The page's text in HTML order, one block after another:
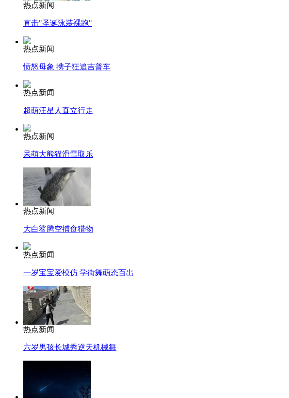
热点新闻
直击"圣诞泳装裸跑"
热点新闻
愤怒母象 携子狂追吉普车
热点新闻
超萌汪星人直立行走
热点新闻
呆萌大熊猫滑雪取乐
热点新闻
大白鲨腾空捕食猎物
热点新闻
一岁宝宝爱模仿 学街舞萌态百出
热点新闻
六岁男孩长城秀逆天机械舞